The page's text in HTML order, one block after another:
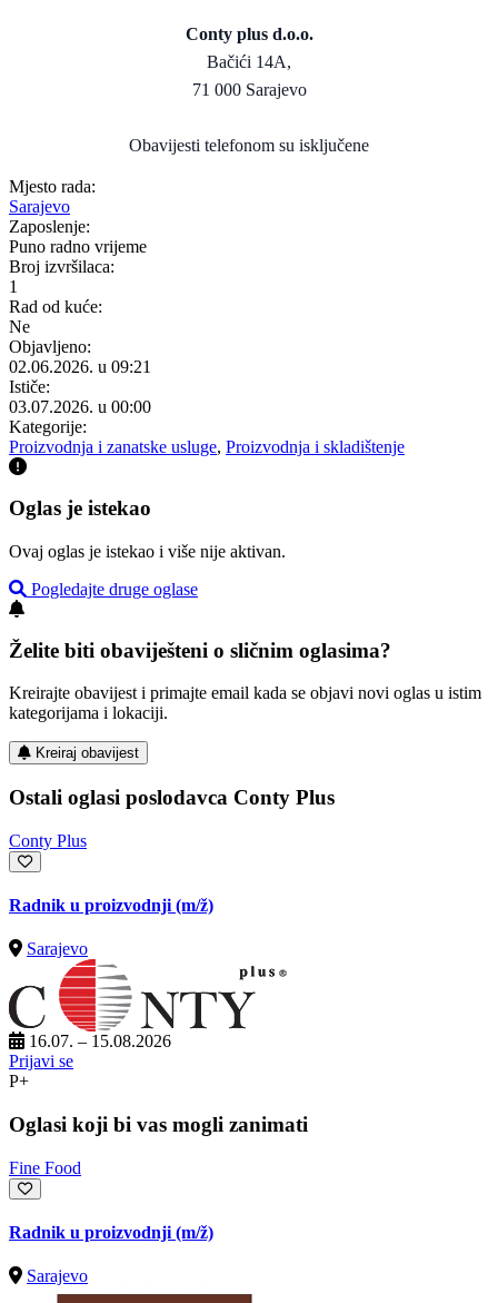
Conty plus d.o.o.
Bačići 14A,
71 000 Sarajevo
Obavijesti telefonom su isključene
Mjesto rada:
Sarajevo
Zaposlenje:
Puno radno vrijeme
Broj izvršilaca:
1
Rad od kuće:
Ne
Objavljeno:
02.06.2026. u 09:21
Ističe:
03.07.2026. u 00:00
Kategorije:
Proizvodnja i zanatske usluge, Proizvodnja i skladištenje
Oglas je istekao
Ovaj oglas je istekao i više nije aktivan.
Pogledajte druge oglase
Želite biti obaviješteni o sličnim oglasima?
Kreirajte obavijest i primajte email kada se objavi novi oglas u istim
kategorijama i lokaciji.
Kreiraj obavijest
Ostali oglasi poslodavca Conty Plus
Conty Plus
Radnik u proizvodnji (m/ž)
Sarajevo
16.07. – 15.08.2026
Prijavi se
P+
Oglasi koji bi vas mogli zanimati
Fine Food
Radnik u proizvodnji (m/ž)
Sarajevo